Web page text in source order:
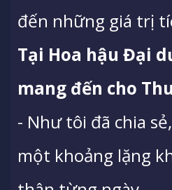
đến những giá trị
Tại Hoa hậu Đại
mang đến cho
- Như tôi đã chia
một khoảng lặng